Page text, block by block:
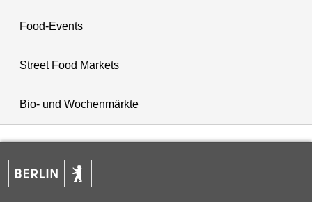
Food-Events
Street Food Markets
Bio- und Wochenmärkte